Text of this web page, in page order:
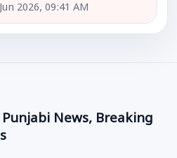
2026, 09:41 AM
News, Breaking